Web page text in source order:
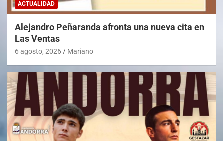
ACTUALIDAD
Alejandro Peñaranda afronta una nueva cita en
Las Ventas
6 agosto, 2026 Mariano